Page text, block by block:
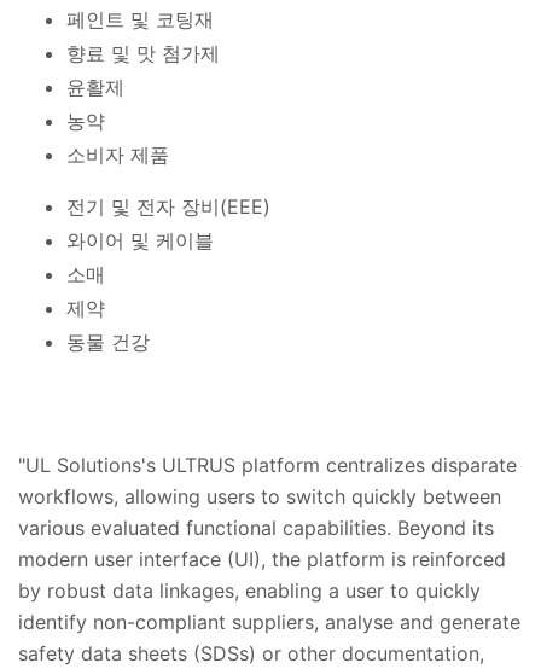
페인트 및 코팅재
향료 및 맛 첨가제
윤활제
농약
소비자 제품
전기 및 전자 장비(EEE)
와이어 및 케이블
소매
제약
동물 건강
"UL Solutions's ULTRUS platform centralizes disparate
workflows, allowing users to switch quickly between
various evaluated functional capabilities. Beyond its
modern user interface (UI), the platform is reinforced
by robust data linkages, enabling a user to quickly
identify non-compliant suppliers, analyse and generate
safety data sheets (SDSs) or other documentation,